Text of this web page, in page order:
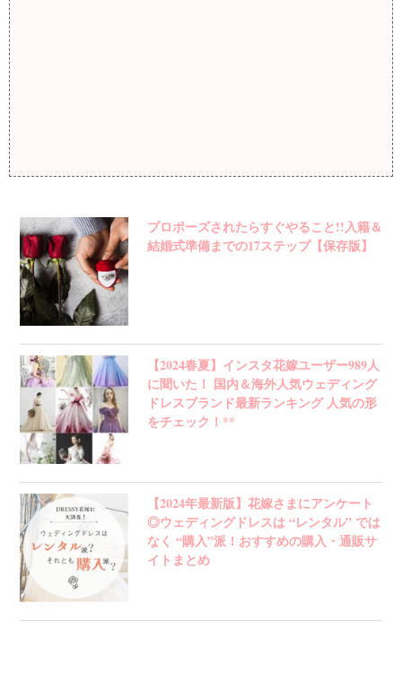
プロポーズされたらすぐやること!!入籍＆
結婚式準備までの17ステップ【保存版】
【2024春夏】インスタ花嫁ユーザー989人
に聞いた！ 国内＆海外人気ウェディング
ドレスブランド最新ランキング 人気の形
をチェック！**
【2024年最新版】花嫁さまにアンケート
◎ウェディングドレスは “レンタル” では
なく “購入”派！おすすめの購入・通販サ
イトまとめ